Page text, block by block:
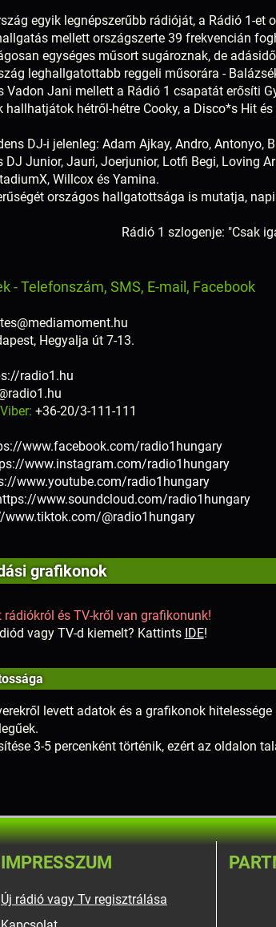
egyik legnépszerűbb rádióját, a Rádió 1-et
mellett országszerte 39 frekvencián
egységes műsort sugároznak, de
leghallgatottabb reggeli műsorára -
Vadon Jani mellett a Rádió 1 csapatát erősíti
hallhatjátok hétről-hétre Cooky, a Disco*s Hit
DJ-i jelenleg: Adam Ajkay, Andro, Antonyo,
DJ Junior, Jauri, Joerjunior, Lotfi Begi, Loving
Willcox és Yamina.
országos hallgatottsága is mutatja,
Rádió 1 szlogenje: "Csak
- Telefonszám, SMS, E-mail, Facebook
Hegyalja út 7-13.
radio1.hu
+36-20/3-111-111
www.facebook.com/radio1hungary
www.instagram.com/radio1hungary
www.youtube.com/radio1hungary
www.soundcloud.com/radio1hungary
www.tiktok.com/@radio1hungary
grafikonok
rádiókról és TV-kről van grafikonunk!
vagy TV-d kiemelt? Kattints IDE!
levett adatok és a grafikonok
3-5 percenként történik, ezért az oldalon
IMPRESSZUM
Új rádió vagy Tv regisztrálása